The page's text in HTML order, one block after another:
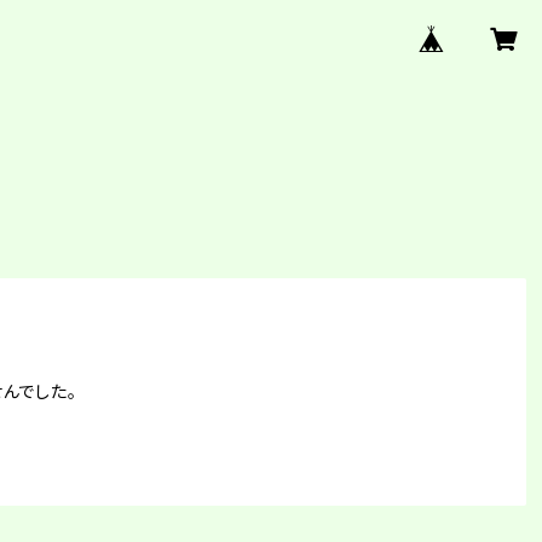
でした。